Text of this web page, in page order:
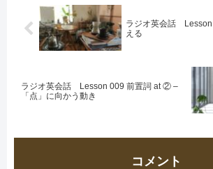
ラジオ英会話
える
ラジオ英会話 Lesson 009 前置詞 at ② –
「点」に向かう動き
コメント